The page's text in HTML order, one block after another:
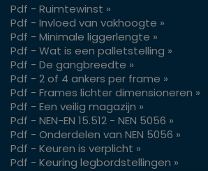
Pdf - Ruimtewinst »
Pdf - Invloed van vakhoogte »
Pdf - Minimale liggerlengte »
Pdf - Wat is een palletstelling »
Pdf - De gangbreedte »
Pdf - 2 of 4 ankers per frame »
Pdf - Frames lichter dimensioneren »
Pdf - Een veilig magazijn »
Pdf - NEN-EN 15.512 - NEN 5056 »
Pdf - Onderdelen van NEN 5056 »
Pdf - Keuren is verplicht »
Pdf - Keuring legbordstellingen »